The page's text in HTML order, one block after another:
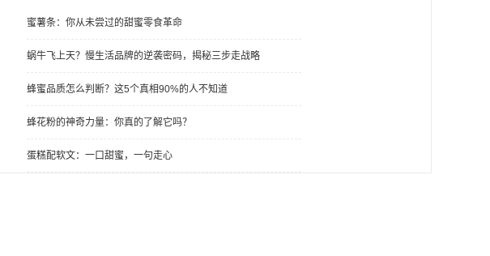
蜜薯条：你从未尝过的甜蜜零食革命
蜗牛飞上天？慢生活品牌的逆袭密码，揭秘三步走战略
蜂蜜品质怎么判断？这5个真相90%的人不知道
蜂花粉的神奇力量：你真的了解它吗？
蛋糕配软文：一口甜蜜，一句走心